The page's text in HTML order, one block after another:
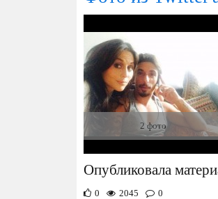
2 фото
Опубликовала
0 2045 0